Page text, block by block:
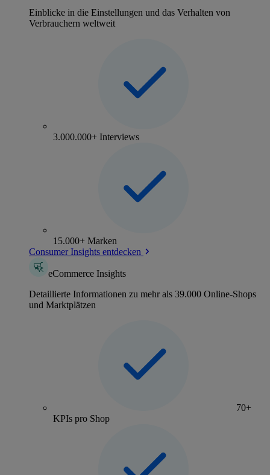
Einblicke in die Einstellungen und das Verhalten von
Verbrauchern weltweit
3.000.000+ Interviews
15.000+ Marken
Consumer Insights entdecken
eCommerce Insights
Detaillierte Informationen zu mehr als 39.000 Online-Shops
und Marktplätzen
70+
KPIs pro Shop